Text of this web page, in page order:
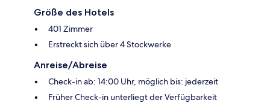
Größe des Hotels
401 Zimmer
Erstreckt sich über 4 Stockwerke
Anreise/Abreise
Check-in ab: 14:00 Uhr, möglich bis: jederzeit
Früher Check-in unterliegt der Verfügbarkeit